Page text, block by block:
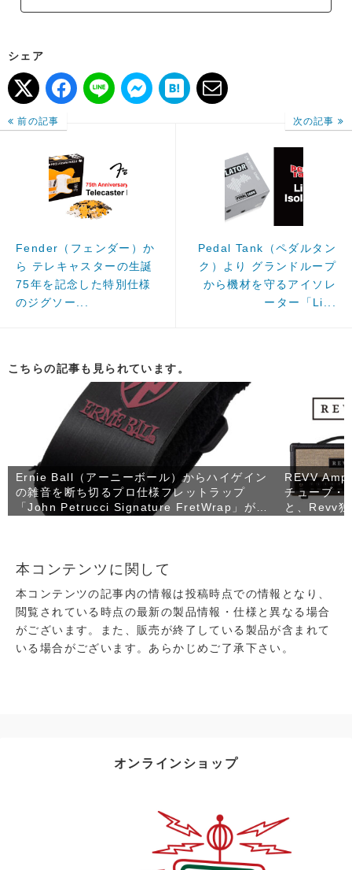
シェア
前の記事
Fender（フェンダー）か
ら テレキャスターの生誕
75年を記念した特別仕様
のジグソー...
次の記事
Pedal Tank（ペダルタン
ク）より グランドループ
から機材を守るアイソレ
ーター「Li...
こちらの記事も見られています。
Ernie Ball（アーニーボール）からハイゲイン
の雑音を断ち切るプロ仕様フレットラップ
「John Petrucci Signature FretWrap」が発
REVV
チューブ・
と、Revv
本コンテンツに関して
本コンテンツの記事内の情報は投稿時点での情報となり、
閲覧されている時点の最新の製品情報・仕様と異なる場合
がございます。また、販売が終了している製品が含まれて
いる場合がございます。あらかじめご了承下さい。
オンラインショップ